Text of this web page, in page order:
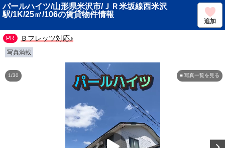
パールハイツ/山形県米沢市/ＪＲ米坂線西米沢
駅/1K/25㎡/106の賃貸物件情報
追加
Ｂフレッツ対応♪
写真満載
■ 写真一覧を見る
1/30